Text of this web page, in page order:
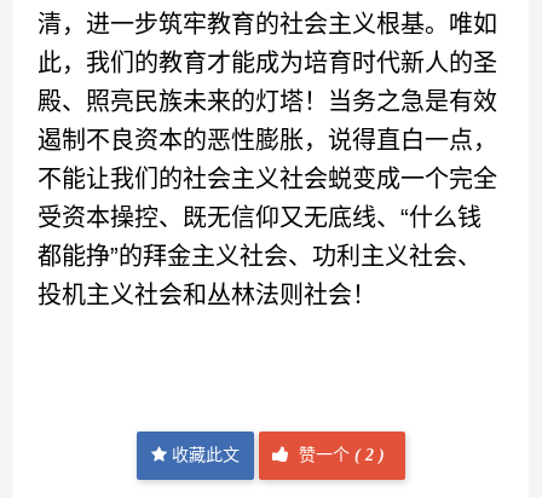
清，进一步筑牢教育的社会主义根基。唯如
此，我们的教育才能成为培育时代新人的圣
殿、照亮民族未来的灯塔！当务之急是有效
遏制不良资本的恶性膨胀，说得直白一点，
不能让我们的社会主义社会蜕变成一个完全
受资本操控、既无信仰又无底线、“什么钱
都能挣”的拜金主义社会、功利主义社会、
投机主义社会和丛林法则社会！
收藏此文 赞一个 (2 )